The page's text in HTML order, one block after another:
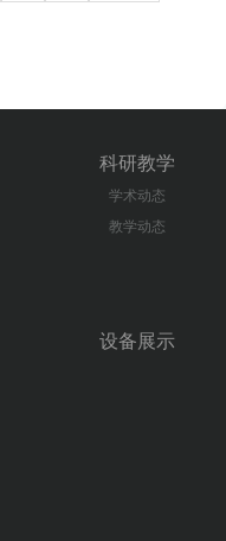
科研教学
学术动态
教学动态
设备展示